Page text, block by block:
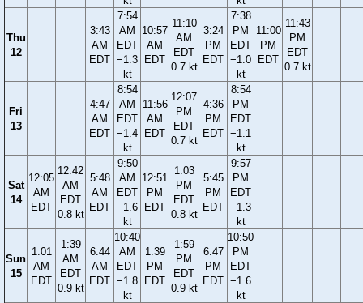
Thu
12
3:43
AM
EDT
7:54
AM
EDT
−1.3
kt
10:57
AM
EDT
11:10
AM
EDT
0.7 kt
3:24
PM
EDT
7:38
PM
EDT
−1.0
kt
11:00
PM
EDT
11:43
PM
EDT
0.7 kt
Fri
13
4:47
AM
EDT
8:54
AM
EDT
−1.4
kt
11:56
AM
EDT
12:07
PM
EDT
0.7 kt
4:36
PM
EDT
8:54
PM
EDT
−1.1
kt
Sat
14
12:05
AM
EDT
12:42
AM
EDT
0.8 kt
5:48
AM
EDT
9:50
AM
EDT
−1.6
kt
12:51
PM
EDT
1:03
PM
EDT
0.8 kt
5:45
PM
EDT
9:57
PM
EDT
−1.3
kt
Sun
15
1:01
AM
EDT
1:39
AM
EDT
0.9 kt
6:44
AM
EDT
10:40
AM
EDT
−1.8
kt
1:39
PM
EDT
1:59
PM
EDT
0.9 kt
6:47
PM
EDT
10:50
PM
EDT
−1.6
kt